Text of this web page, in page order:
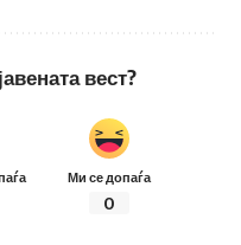
вест?
Ми се допаѓа
0